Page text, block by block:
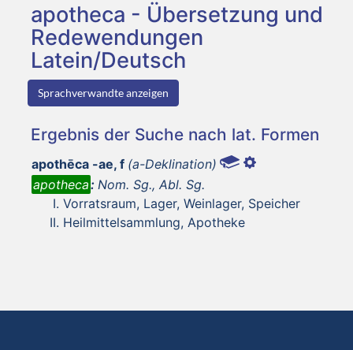
apotheca - Übersetzung und
Redewendungen
Latein/Deutsch
Sprachverwandte anzeigen
Ergebnis der Suche nach lat. Formen
apothēca -ae, f (a-Deklination)
apotheca: Nom. Sg., Abl. Sg.
Vorratsraum, Lager, Weinlager, Speicher
Heilmittelsammlung, Apotheke